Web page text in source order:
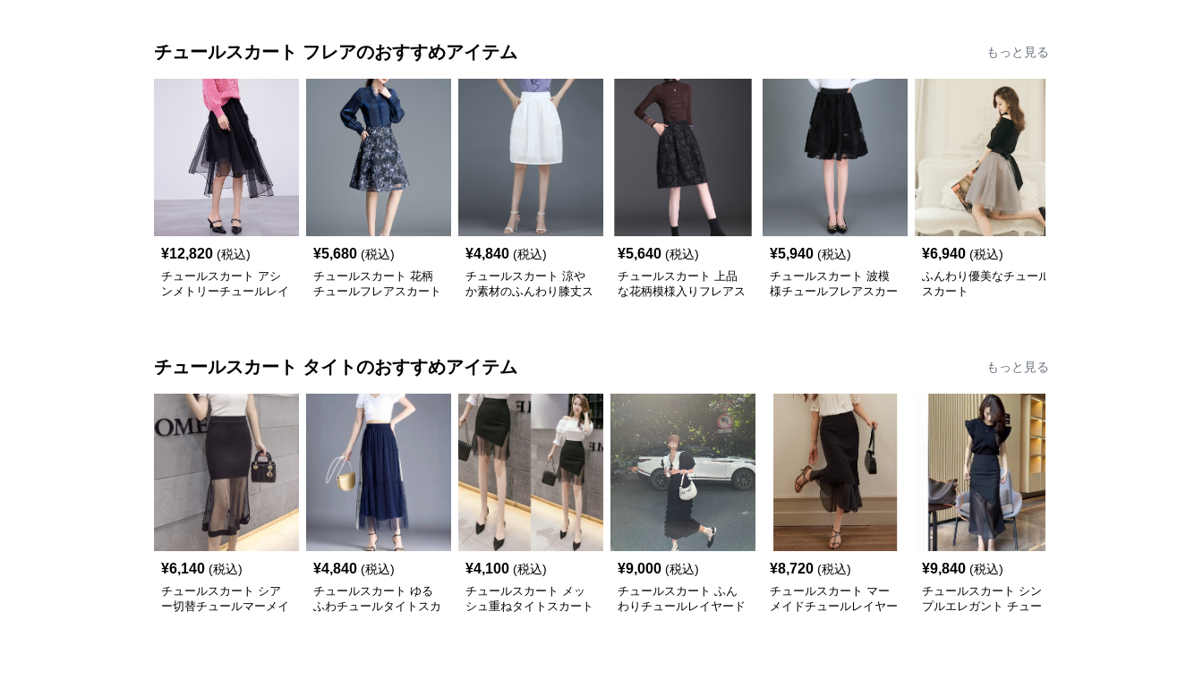
チュールスカート フレアのおすすめアイテム もっと見る
¥12,820 (税込)
チュールスカート アシ
ンメトリーチュールレイ
¥5,680 (税込)
チュールスカート 花柄
チュールフレアスカート
¥4,840 (税込)
チュールスカート 涼や
か素材のふんわり膝丈ス
¥5,640 (税込)
チュールスカート 上品
な花柄模様入りフレアス
¥5,940 (税込)
チュールスカート 波模
様チュールフレアスカー
¥6,940 (税込)
ふんわり優美なチュール
スカート
チュールスカート タイトのおすすめアイテム もっと見る
¥6,140 (税込)
チュールスカート シア
ー切替チュールマーメイ
¥4,840 (税込)
チュールスカート ゆる
ふわチュールタイトスカ
¥4,100 (税込)
チュールスカート メッ
シュ重ねタイトスカート
¥9,000 (税込)
チュールスカート ふん
わりチュールレイヤード
¥8,720 (税込)
チュールスカート マー
メイドチュールレイヤー
¥9,840 (税込)
チュールスカート シン
プルエレガント チュー